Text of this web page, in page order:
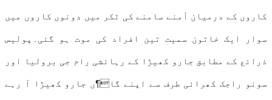
کاروں کے درمیان آمنے سامنے کی ٹکر میں دونوں کاروں میں
سوار ایک خاتون سمیت تین افراد کی موت ہو گئی۔پولیس
ذرائع کے مطابق جارو کھیڑا کے رہائشی رام جی برولیا اور
سونو راجک کھرائی طرف سے اپنے گا¶ں جارو کھیڑا آ رہے